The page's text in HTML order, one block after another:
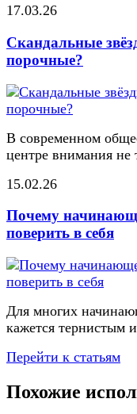
17.03.26
Скандальные
порочные?
В современном
центре внимания не
15.02.26
Почему
поверить в себя
Для многих
кажется тернистым
Перейти к статьям
Похожие